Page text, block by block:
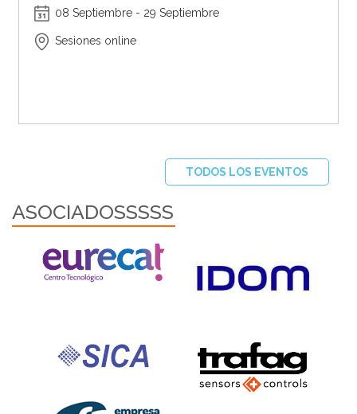
08 Septiembre - 29 Septiembre
Sesiones online
TODOS LOS EVENTOS
ASOCIADOSSSSS